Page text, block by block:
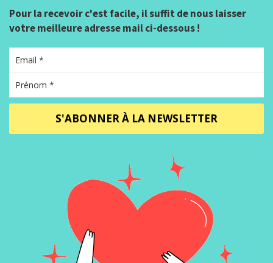
Pour la recevoir c'est facile, il suffit de nous laisser
votre meilleure adresse mail ci-dessous !
S'ABONNER À LA NEWSLETTER